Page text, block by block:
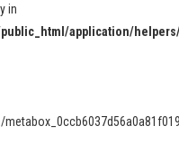
in
application/